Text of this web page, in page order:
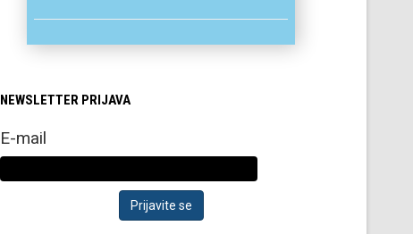
NEWSLETTER PRIJAVA
E-mail